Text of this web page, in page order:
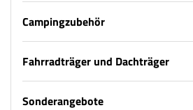
Campingzubehör
Fahrradträger und Dachträger
Sonderangebote